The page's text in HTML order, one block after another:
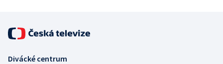
Divácké centrum